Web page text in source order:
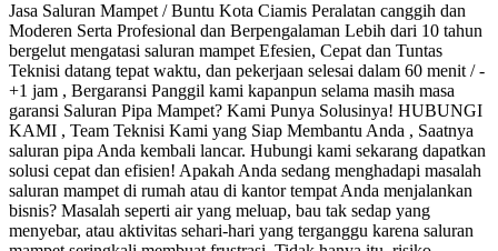
Jasa Saluran Mampet / Buntu Kota Ciamis Peralatan canggih dan
Moderen Serta Profesional dan Berpengalaman Lebih dari 10 tahun
bergelut mengatasi saluran mampet Efesien, Cepat dan Tuntas
Teknisi datang tepat waktu, dan pekerjaan selesai dalam 60 menit / -
+1 jam , Bergaransi Panggil kami kapanpun selama masih masa
garansi Saluran Pipa Mampet? Kami Punya Solusinya! HUBUNGI
KAMI , Team Teknisi Kami yang Siap Membantu Anda , Saatnya
saluran pipa Anda kembali lancar. Hubungi kami sekarang dapatkan
solusi cepat dan efisien! Apakah Anda sedang menghadapi masalah
saluran mampet di rumah atau di kantor tempat Anda menjalankan
bisnis? Masalah seperti air yang meluap, bau tak sedap yang
menyebar, atau aktivitas sehari-hari yang terganggu karena saluran